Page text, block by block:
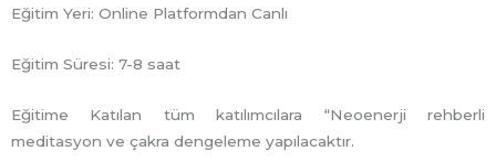
Eğitim Yeri: Online Platformdan Canlı
Eğitim Süresi: 7-8 saat
Eğitime Katılan tüm katılımcılara “Neoenerji rehberli
meditasyon ve çakra dengeleme yapılacaktır.